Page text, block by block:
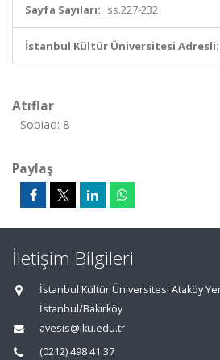
Sayfa Sayıları: ss.227-232
İstanbul Kültür Üniversitesi Adresli:
Atıflar
Sobiad: 8
Paylaş
İletişim Bilgileri
İstanbul Kültür Üniversitesi Ataköy
İstanbul/Bakırköy
avesis@iku.edu.tr
(0212) 498 41 37